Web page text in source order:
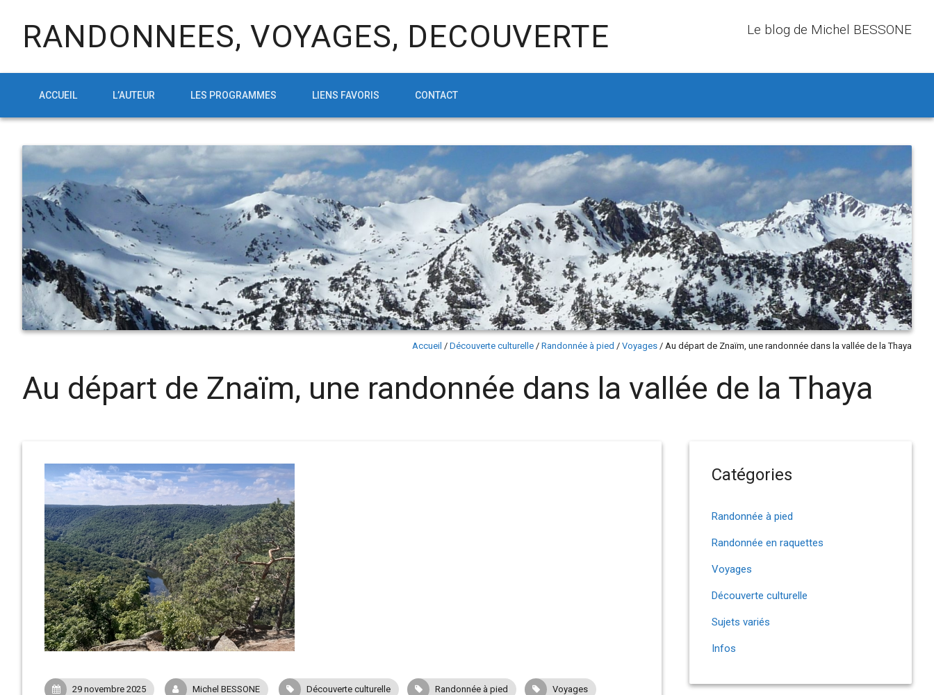
RANDONNEES, VOYAGES, DECOUVERTE Le blog de Michel BESSONE
ACCUEIL L’AUTEUR LES PROGRAMMES LIENS FAVORIS CONTACT
Accueil / Découverte culturelle / Randonnée à pied / Voyages / Au départ de Znaïm, une randonnée dans la vallée de la Thaya
Au départ de Znaïm, une randonnée dans la vallée de la Thaya
29 novembre 2025 Michel BESSONE Découverte culturelle Randonnée à pied Voyages
Catégories
Randonnée à pied
Randonnée en raquettes
Voyages
Découverte culturelle
Sujets variés
Infos